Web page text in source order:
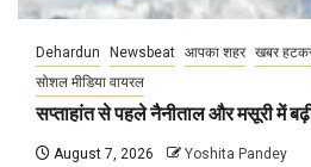
Dehardun Newsbeat आपका शहर खबर
सोशल मीडिया वायरल
सप्ताहांत से पहले नैनीताल और मसूरी में
August 7, 2026 Yoshita Pandey